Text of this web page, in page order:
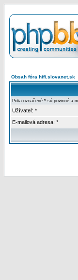
Obsah fóra hifi.slovanet.sk
Polia označené * sú povinné a
Užívateľ: *
E-mailová adresa: *